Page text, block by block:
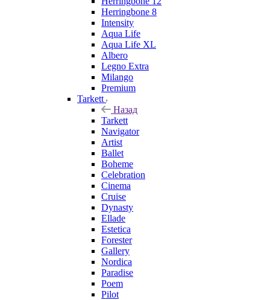
Herringbone 8
Intensity
Aqua Life
Aqua Life XL
Albero
Legno Extra
Milango
Premium
Tarkett
Назад
Tarkett
Navigator
Artist
Ballet
Boheme
Celebration
Cinema
Cruise
Dynasty
Ellade
Estetica
Forester
Gallery
Nordica
Paradise
Poem
Pilot